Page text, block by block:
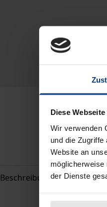
Diese
Wir verwenden
und die
Website an
der Dienste
Beschreibung